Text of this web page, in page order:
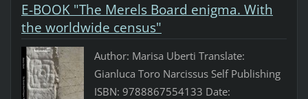
E-BOOK "The Merels Board enigma. With
the worldwide census"
Author: Marisa Uberti Translate:
Gianluca Toro Narcissus Self Publishing
ISBN: 9788867554133 Date: